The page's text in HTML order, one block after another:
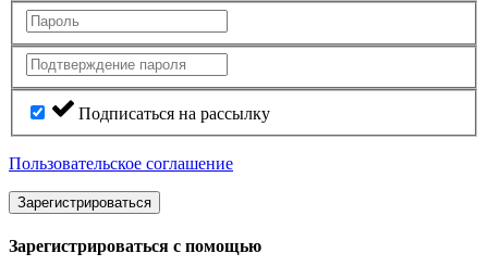
Подписаться на рассылку
Пользовательское соглашение
Зарегистрироваться
Зарегистрироваться с помощью